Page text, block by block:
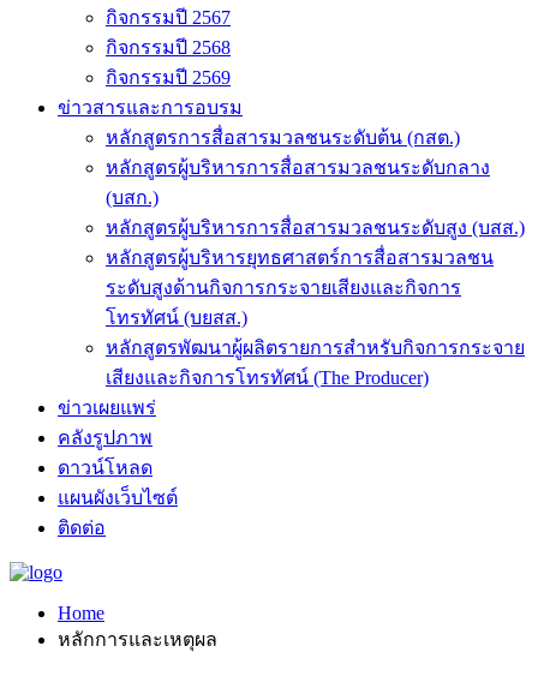
กิจกรรมปี 2567
กิจกรรมปี 2568
กิจกรรมปี 2569
ข่าวสารและการอบรม
หลักสูตรการสื่อสารมวลชนระดับต้น (กสต.)
หลักสูตรผู้บริหารการสื่อสารมวลชนระดับกลาง
(บสก.)
หลักสูตรผู้บริหารการสื่อสารมวลชนระดับสูง (บสส.)
หลักสูตรผู้บริหารยุทธศาสตร์การสื่อสารมวลชน
ระดับสูงด้านกิจการกระจายเสียงและกิจการ
โทรทัศน์ (บยสส.)
หลักสูตรพัฒนาผู้ผลิตรายการสำหรับกิจการกระจาย
เสียงและกิจการโทรทัศน์ (The Producer)
ข่าวเผยแพร่
คลังรูปภาพ
ดาวน์โหลด
แผนผังเว็บไซต์
ติดต่อ
Home
หลักการและเหตุผล